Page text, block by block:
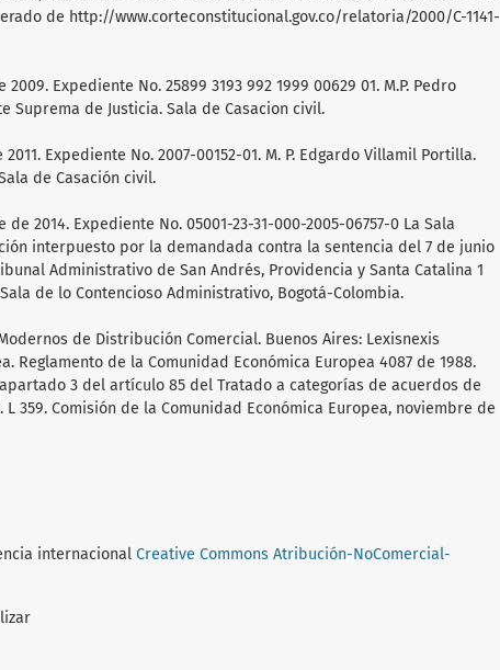
de http://www.corteconstitucional.gov.co/relatoria/2000/C-1141-
Expediente No. 25899 3193 992 1999 00629 01. M.P. Pedro
Suprema de Justicia. Sala de Casacion civil.
Expediente No. 2007-00152-01. M. P. Edgardo Villamil Portilla.
de Casación civil.
2014. Expediente No. 05001-23-31-000-2005-06757-0 La Sala
interpuesto por la demandada contra la sentencia del 7 de junio
Administrativo de San Andrés, Providencia y Santa Catalina 1
de lo Contencioso Administrativo, Bogotá-Colombia.
de Distribución Comercial. Buenos Aires: Lexisnexis
Reglamento de la Comunidad Económica Europea 4087 de 1988.
3 del artículo 85 del Tratado a categorías de acuerdos de
359. Comisión de la Comunidad Económica Europea, noviembre de
internacional Creative Commons Atribución-NoComercial-